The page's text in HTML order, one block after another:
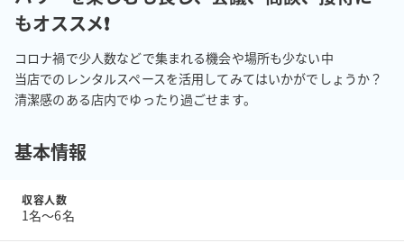
もオススメ❗️
コロナ禍で少人数などで集まれる機会や場所も少ない中
当店でのレンタルスペースを活用してみてはいかがでしょうか？
清潔感のある店内でゆったり過ごせます。
基本情報
収容人数
1名〜6名